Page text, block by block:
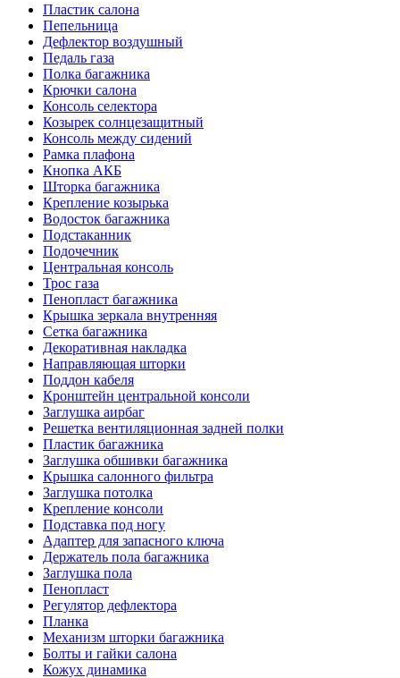
Пластик салона
Пепельница
Дефлектор воздушный
Педаль газа
Полка багажника
Крючки салона
Консоль селектора
Козырек солнцезащитный
Консоль между сидений
Рамка плафона
Кнопка АКБ
Шторка багажника
Крепление козырька
Водосток багажника
Подстаканник
Подочечник
Центральная консоль
Трос газа
Пенопласт багажника
Крышка зеркала внутренняя
Сетка багажника
Декоративная накладка
Направляющая шторки
Поддон кабеля
Кронштейн центральной консоли
Заглушка аирбаг
Решетка вентиляционная задней полки
Пластик багажника
Заглушка обшивки багажника
Крышка салонного фильтра
Заглушка потолка
Крепление консоли
Подставка под ногу
Адаптер для запасного ключа
Держатель пола багажника
Заглушка пола
Пенопласт
Регулятор дефлектора
Планка
Механизм шторки багажника
Болты и гайки салона
Кожух динамика